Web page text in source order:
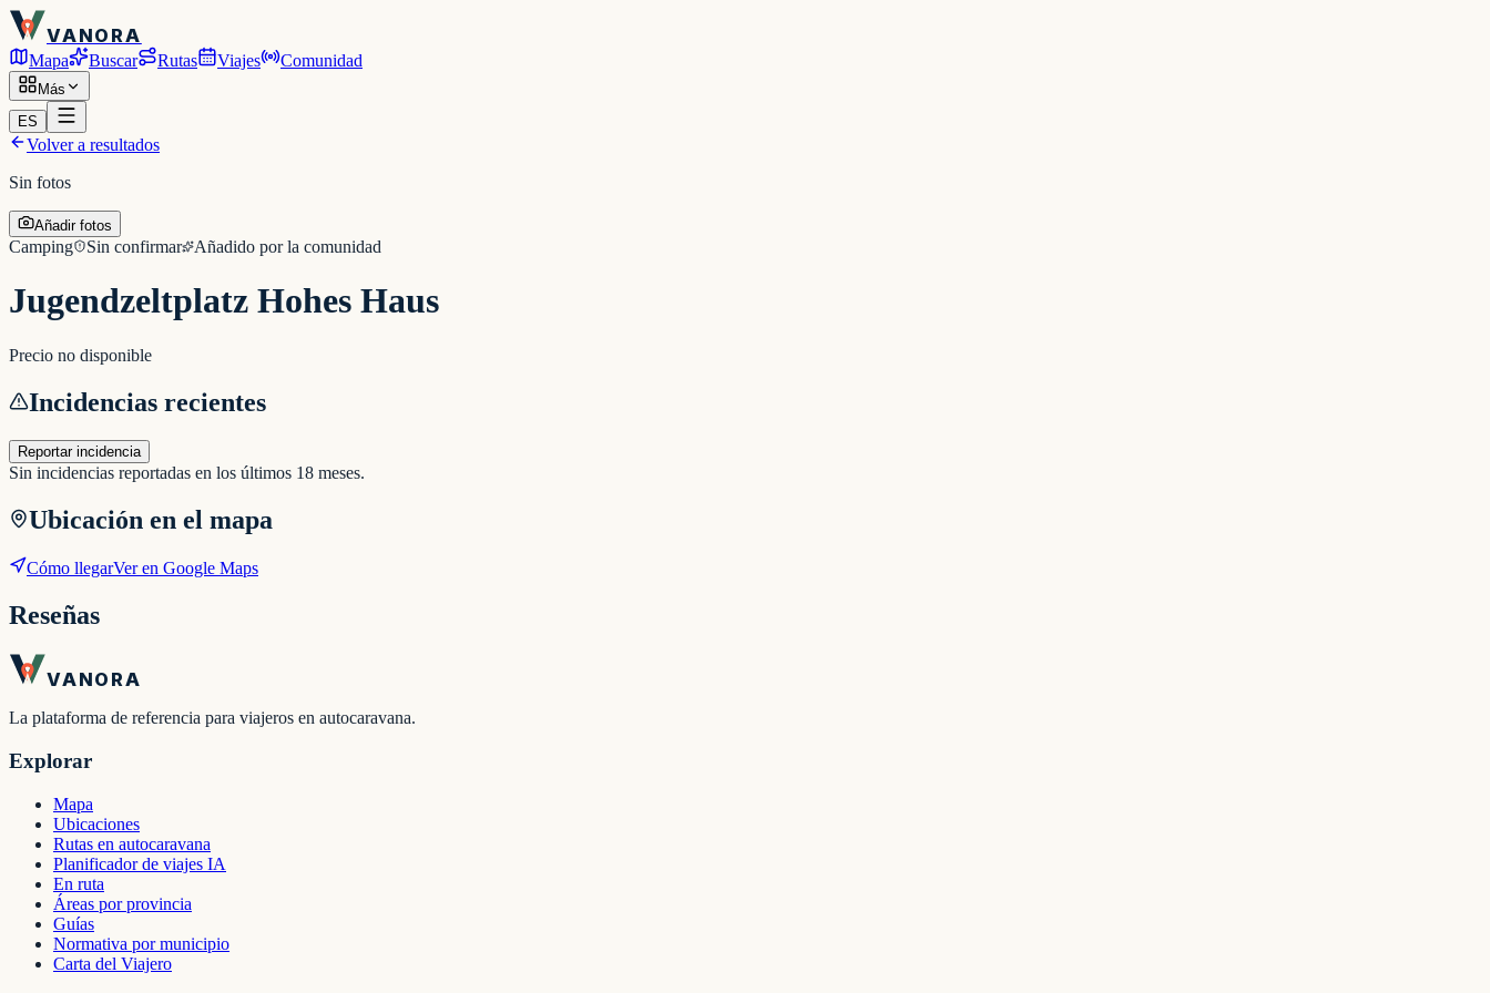
VANORA
Mapa Buscar Rutas Viajes Comunidad
Más
ES
Volver a resultados
Sin fotos
Añadir fotos
Camping Sin confirmar Añadido por la comunidad
Jugendzeltplatz Hohes Haus
Precio no disponible
Incidencias recientes
Reportar incidencia
Sin incidencias reportadas en los últimos 18 meses.
Ubicación en el mapa
Cómo llegarVer en Google Maps
Reseñas
VANORA
La plataforma de referencia para viajeros en autocaravana.
Explorar
Mapa
Ubicaciones
Rutas en autocaravana
Planificador de viajes IA
En ruta
Áreas por provincia
Guías
Normativa por municipio
Carta del Viajero